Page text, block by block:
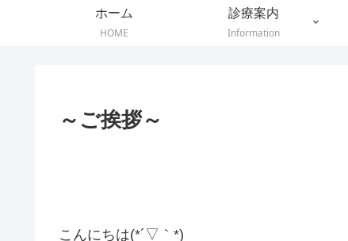
ホーム
HOME
診療案内
Information
～ご挨拶～
こんにちは(*´▽｀*)